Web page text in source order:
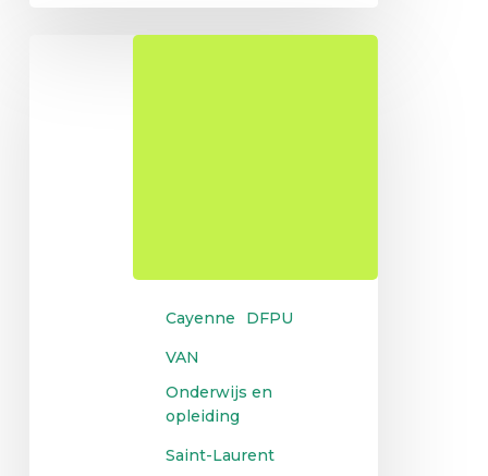
Cayenne
DFPU
VAN
Onderwijs en
opleiding
Saint-Laurent